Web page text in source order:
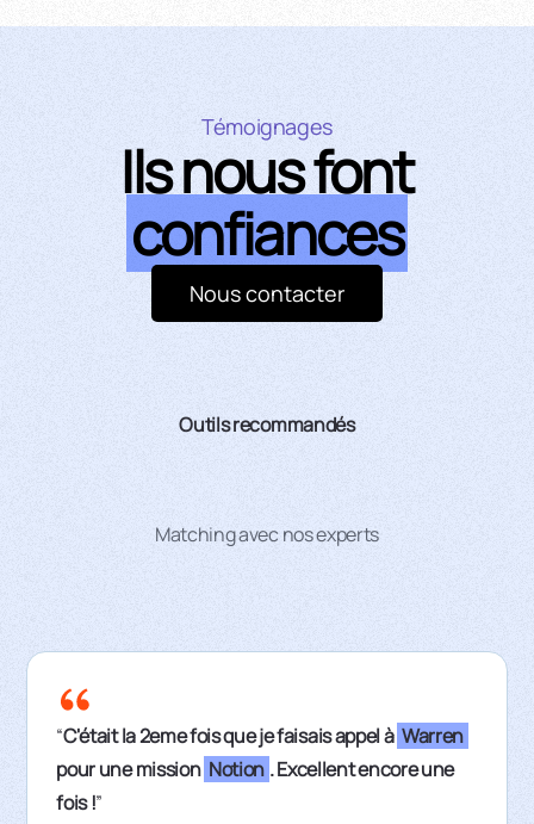
Témoignages
Ils nous font
confiances
Nous contacter
Outils recommandés
Matching avec nos experts
“C'était la 2eme fois que je faisais appel à Warren
pour une mission Notion . Excellent encore une
fois !”